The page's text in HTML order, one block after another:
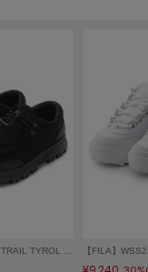
【SHAKA】SK-254 TRAIL TYROL MOC EX